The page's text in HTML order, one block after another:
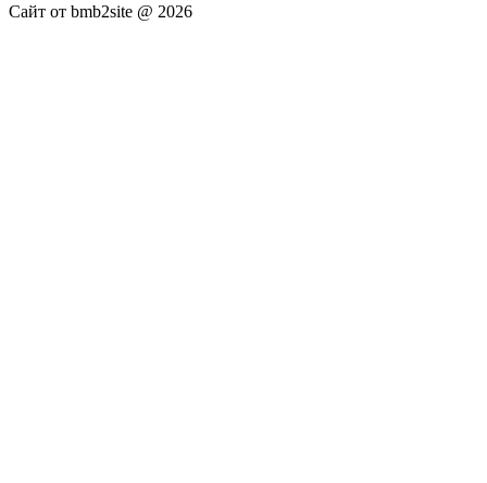
Сайт от bmb2site @ 2026